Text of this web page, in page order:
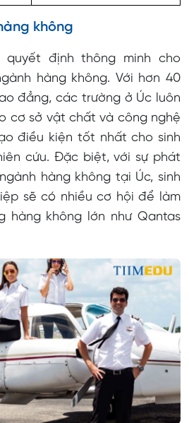
không
định thông minh cho
hàng không. Với hơn 40
đẳng, các trường ở Úc luôn
cơ sở vật chất và công nghệ
điều kiện tốt nhất cho sinh
cứu. Đặc biệt, với sự phát
hàng không tại Úc, sinh
sẽ có nhiều cơ hội để làm
hàng không lớn như Qantas